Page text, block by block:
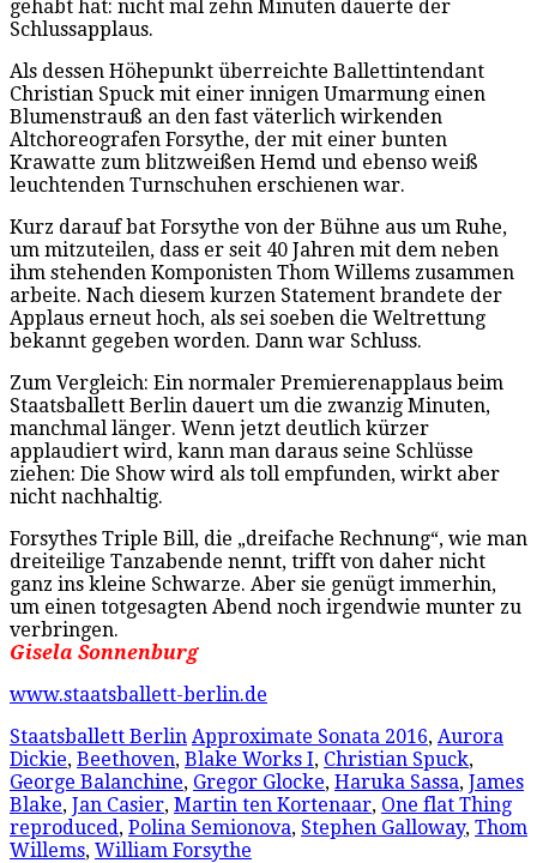
gehabt hat: nicht mal zehn Minuten dauerte der
Schlussapplaus.
Als dessen Höhepunkt überreichte Ballettintendant
Christian Spuck mit einer innigen Umarmung einen
Blumenstrauß an den fast väterlich wirkenden
Altchoreografen Forsythe, der mit einer bunten
Krawatte zum blitzweißen Hemd und ebenso weiß
leuchtenden Turnschuhen erschienen war.
Kurz darauf bat Forsythe von der Bühne aus um Ruhe,
um mitzuteilen, dass er seit 40 Jahren mit dem neben
ihm stehenden Komponisten Thom Willems zusammen
arbeite. Nach diesem kurzen Statement brandete der
Applaus erneut hoch, als sei soeben die Weltrettung
bekannt gegeben worden. Dann war Schluss.
Zum Vergleich: Ein normaler Premierenapplaus beim
Staatsballett Berlin dauert um die zwanzig Minuten,
manchmal länger. Wenn jetzt deutlich kürzer
applaudiert wird, kann man daraus seine Schlüsse
ziehen: Die Show wird als toll empfunden, wirkt aber
nicht nachhaltig.
Forsythes Triple Bill, die „dreifache Rechnung“, wie man
dreiteilige Tanzabende nennt, trifft von daher nicht
ganz ins kleine Schwarze. Aber sie genügt immerhin,
um einen totgesagten Abend noch irgendwie munter zu
verbringen.
Gisela Sonnenburg
www.staatsballett-berlin.de
Staatsballett Berlin Approximate Sonata 2016, Aurora
Dickie, Beethoven, Blake Works I, Christian Spuck,
George Balanchine, Gregor Glocke, Haruka Sassa, James
Blake, Jan Casier, Martin ten Kortenaar, One flat Thing
reproduced, Polina Semionova, Stephen Galloway, Thom
Willems, William Forsythe